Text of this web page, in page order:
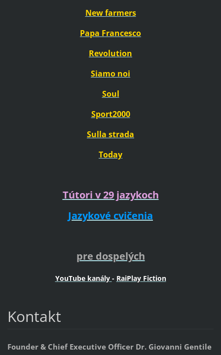
New farmers
Papa Francesco
Revolution
Siamo noi
Soul
Sport2000
Sulla strada
Today
Tútori v 29 jazykoch
Jazykové cvičenia
pre dospelých
YouTube kanály - RaiPlay Fiction
Kontakt
Founder & Chief Executive Officer Dr. Giovanni Gentile